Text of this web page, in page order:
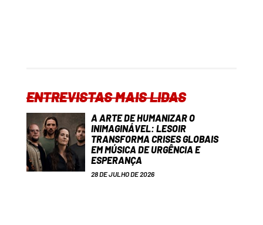
ENTREVISTAS MAIS LIDAS
A ARTE DE HUMANIZAR O
INIMAGINÁVEL: LESOIR
TRANSFORMA CRISES GLOBAIS
EM MÚSICA DE URGÊNCIA E
ESPERANÇA
28 DE JULHO DE 2026